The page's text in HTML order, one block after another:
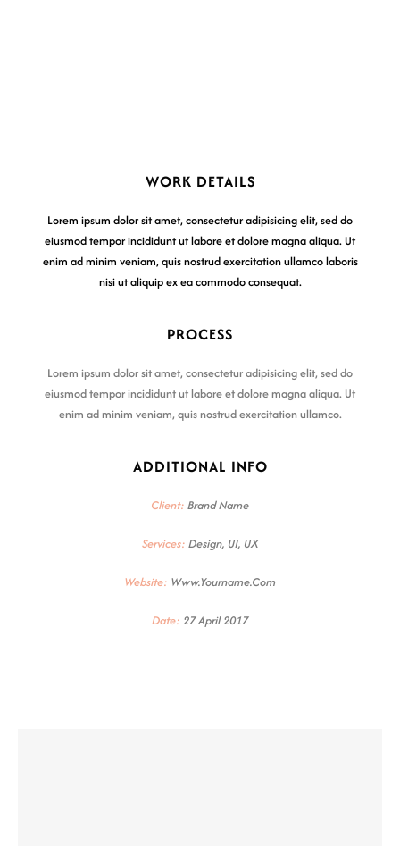
WORK DETAILS
Lorem ipsum dolor sit amet, consectetur adipisicing elit, sed do
eiusmod tempor incididunt ut labore et dolore magna aliqua. Ut
enim ad minim veniam, quis nostrud exercitation ullamco laboris
nisi ut aliquip ex ea commodo consequat.
PROCESS
Lorem ipsum dolor sit amet, consectetur adipisicing elit, sed do
eiusmod tempor incididunt ut labore et dolore magna aliqua. Ut
enim ad minim veniam, quis nostrud exercitation ullamco.
ADDITIONAL INFO
Client: Brand Name
Services: Design, UI, UX
Website: Www.yourname.com
Date: 27 April 2017